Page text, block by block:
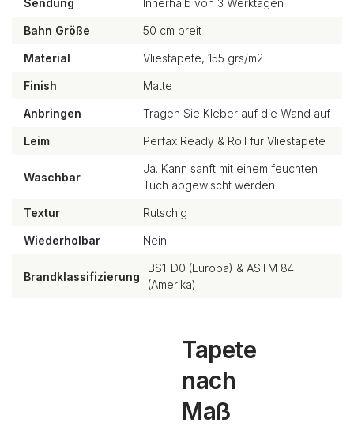
Sendung Innerhalb von 3 Werktagen
Bahn Größe 50 cm breit
Material Vliestapete, 155 grs/m2
Finish Matte
Anbringen Tragen Sie Kleber auf die Wand auf
Leim Perfax Ready & Roll für Vliestapete
Waschbar
Ja. Kann sanft mit einem feuchten
Tuch abgewischt werden
Textur Rutschig
Wiederholbar Nein
Brandklassifizierung
BS1-D0 (Europa) & ASTM 84
(Amerika)
Tapete
nach
Maß